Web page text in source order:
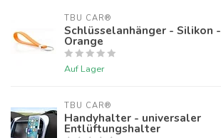
TBU CAR®
Schlüsselanhänger - Silikon -
Orange
Auf Lager
TBU CAR®
Handyhalter - universaler
Entlüftungshalter